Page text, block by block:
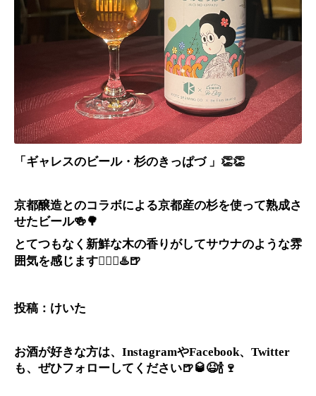
「ギャレスのビール・杉のきっぱづ 」👏👏
京都醸造とのコラボによる京都産の杉を使って熟成さ
せたビール🍻🌳
とてつもなく新鮮な木の香りがしてサウナのような雰
囲気を感じます🧖🏻‍♀️♨️🍺
投稿：けいた
お酒が好きな方は、InstagramやFacebook、Twitter
も、ぜひフォローしてください🍺🥃😆🍾🍷